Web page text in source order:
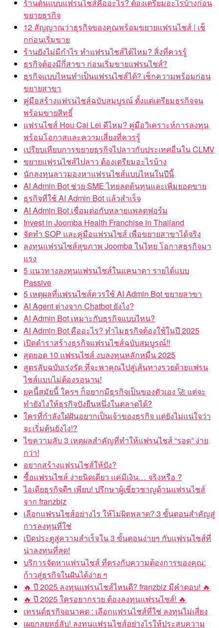
ร้านต้นแบบแฟรนไชส์คืออะไร? ต้องเตรียมอะไรบ้างก่อน
ขยายธุรกิจ
12 สัญญาณว่าธุรกิจของคุณพร้อมขยายแฟรนไชส์ | เช็
กก่อนเริ่มขาย
ร้านยังไม่มีกำไร ทำแฟรนไชส์ได้ไหม? สิ่งที่ควรรู้
ธุรกิจต้องมีกี่สาขา ก่อนเริ่มขายแฟรนไชส์?
ธุรกิจแบบไหนทำเป็นแฟรนไชส์ได้? เช็กความพร้อมก่อน
ขยายสาขา
คู่มือสร้างแฟรนไชส์ฉบับสมบูรณ์ ตั้งแต่เตรียมธุรกิจจน
พร้อมขายสิทธิ์
แฟรนไชส์ Hou Cai Lei ดีไหม? คู่มือวิเคราะห์การลงทุน
พร้อมโอกาสและความเสี่ยงที่ควรรู้
เปรียบเทียบการขยายธุรกิจไปลาวกับประเทศอื่นใน CLMV
ขยายแฟรนไชส์ไปลาว ต้องเตรียมอะไรบ้าง
นักลงทุนลาวมองหาแฟรนไชส์แบบไหนในปีนี้
AI Admin Bot ช่วย SME ไทยลดต้นทุนและเพิ่มยอดขาย
ธุรกิจที่ใช้ AI Admin Bot แล้วสำเร็จ
AI Admin Bot เชื่อมต่อกับหลายแพลตฟอร์ม
Invest in Joomba Health Franchise in Thailand
จัดทำ SOP และคู่มือแฟรนไชส์ เพื่อขยายสาขาได้จริง
ลงทุนแฟรนไชส์สุขภาพ Joomba ในไทย โอกาสธุรกิจมา
แรง
5 แนวทางลงทุนแฟรนไชส์ในแคนาดา รายได้แบบ
Passive
5 เหตุผลที่แฟรนไชส์ควรใช้ AI Admin Bot ขยายสาขา
AI Agent ต่างจาก Chatbot ยังไง?
AI Admin Bot เหมาะกับธุรกิจแบบไหน?
AI Admin Bot คืออะไร? ทำไมธุรกิจต้องใช้ในปี 2025
เปิดตำราสร้างธุรกิจแฟรนไชส์ฉบับสมบูรณ์!!
สุดยอด 10 แฟรนไชส์ งบลงทุนหลักหมื่น 2025
สูตรลับฉบับเร่งรัด ที่จะพาคุณไปสู่เส้นทางรวยด้วยแฟรน
ไชส์แบบไม่ต้องรอนาน!
ยุคนี้สมัยนี้ ใครๆ ก็อยากมีธุรกิจเป็นของตัวเอง 🚀 แต่จะ
ทำยังไงให้ธุรกิจปังยืนหนึ่งในตลาดได้?
ใครที่กำลังใฝ่ฝันอยากเป็นเจ้าของธุรกิจ แต่ยังไม่แน่ใจว่า
จะเริ่มต้นยังไง!?
ไขความลับ 3 เหตุผลสำคัญที่ทำให้แฟรนไชส์ “รอด” ง่าย
กว่า!
อยากสร้างแฟรนไชส์ให้ปัง?
ซื้อแฟรนไชส์ ง่ายนิดเดียว แค่มีเงิน… จริงหรือ ?
ไอเดียธุรกิจดีๆ เพียบ! ปรึกษาผู้เชี่ยวชาญด้านแฟรนไชส์
จาก franzbiz
เลือกแฟรนไชส์อย่างไร ให้ไม่ผิดพลาด? 3 ขั้นตอนสำคัญสู่
การลงทุนที่ใช่
เปิดประตูสู่ความสำเร็จใน 3 ขั้นตอนง่ายๆ กับแฟรนไชส์ที่
น่าลงทุนที่สุด!
บริการจัดหาแฟรนไชส์ ที่ตรงกับความต้องการของคุณ:
ก้าวสู่ธุรกิจในฝันได้ง่าย ๆ
🔥 ปี 2025 ลงทุนแฟรนไชส์ไหนดี? franzbiz มีคำตอบ! 🔥
🔥 ปี 2025 ใครอยากรวย ต้องลงทุนแฟรนไชส์! 🔥
เทรนด์ธุรกิจอนาคต : เลือกแฟรนไชส์ที่ใช่ ลงทุนไม่เสี่ยง
เผยกลยุทธ์ลับ! ลงทุนแฟรนไชส์อย่างไรให้ประสบความ